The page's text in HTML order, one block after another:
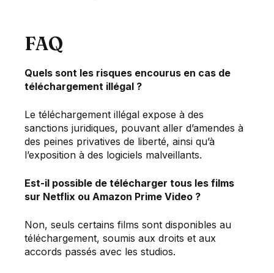
FAQ
Quels sont les risques encourus en cas de
téléchargement illégal ?
Le téléchargement illégal expose à des
sanctions juridiques, pouvant aller d’amendes à
des peines privatives de liberté, ainsi qu’à
l’exposition à des logiciels malveillants.
Est-il possible de télécharger tous les films
sur Netflix ou Amazon Prime Video ?
Non, seuls certains films sont disponibles au
téléchargement, soumis aux droits et aux
accords passés avec les studios.